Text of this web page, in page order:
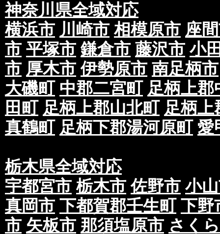
神奈川県全域対応
横浜市 川崎市 相模原市 座
市 平塚市 鎌倉市 藤沢市 小
市 厚木市 伊勢原市 南足柄市
大磯町 中郡二宮町 足柄上郡
田町 足柄上郡山北町 足柄上
真鶴町 足柄下郡湯河原町 愛
栃木県全域対応
宇都宮市 栃木市 佐野市 小
真岡市 下都賀郡壬生町 下野
市 矢板市 那須塩原市 さく